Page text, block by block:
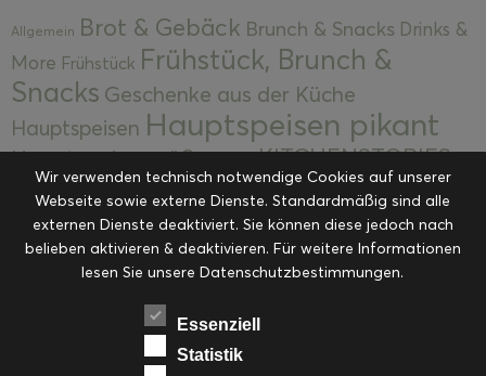
Allgemein Brot & Gebäck Brunch & Snacks Drinks &
More Frühstück Frühstück, Brunch &
Snacks Geschenke aus der Küche
Hauptspeisen Hauptspeisen pikant
Hauptspeisen süßKekseKITCHENSTORIES
Kuchen, Torten & Desserts Kuchen und
Desserts Kulinarik Kulinarische Mitbringsel &
Eingemachtes Ohne Kategorie Ostern Resteküche
RezepteSaisonalSliderStartseite
Suppen, Salate & Vorspeisen
Vorspeisen, Salate & Suppen
Wir verwenden technisch notwendige Cookies auf unserer
Webseite sowie externe Dienste. Standardmäßig sind alle
externen Dienste deaktiviert. Sie können diese jedoch nach
belieben aktivieren & deaktivieren. Für weitere Informationen
lesen Sie unsere Datenschutzbestimmungen.
Essenziell
Statistik